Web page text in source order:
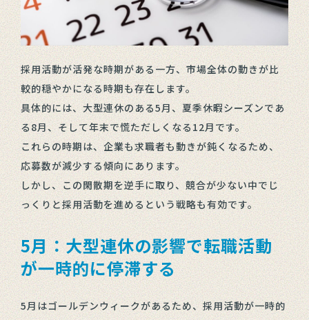
採用活動が活発な時期がある一方、市場全体の動きが比
較的穏やかになる時期も存在します。
具体的には、大型連休のある5月、夏季休暇シーズンであ
る8月、そして年末で慌ただしくなる12月です。
これらの時期は、企業も求職者も動きが鈍くなるため、
応募数が減少する傾向にあります。
しかし、この閑散期を逆手に取り、競合が少ない中でじ
っくりと採用活動を進めるという戦略も有効です。
5月：大型連休の影響で転職活動
が一時的に停滞する
5月はゴールデンウィークがあるため、採用活動が一時的